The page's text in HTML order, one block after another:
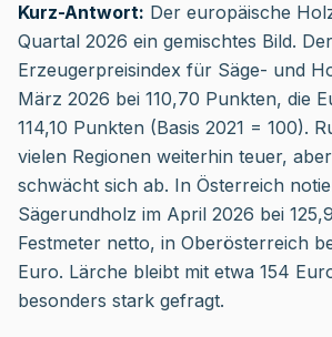
Kurz-Antwort: Der europäische
Quartal 2026 ein gemischtes Bild.
Erzeugerpreisindex für Säge- und
März 2026 bei 110,70 Punkten, die
114,10 Punkten (Basis 2021 = 100).
vielen Regionen weiterhin teuer,
schwächt sich ab. In Österreich
Sägerundholz im April 2026 bei
Festmeter netto, in Oberösterreich
Euro. Lärche bleibt mit etwa 154
besonders stark gefragt.